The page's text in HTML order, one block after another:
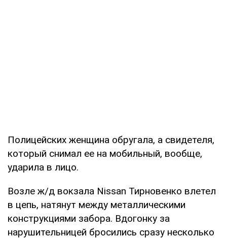
Полицейских женщина обругала, а свидетеля,
который снимал ее на мобильный, вообще,
ударила в лицо.
Возле ж/д вокзала Nissan Тирновенко влетел
в цепь, натянут между металлическими
конструкциями забора. Вдогонку за
нарушительницей бросились сразу несколько